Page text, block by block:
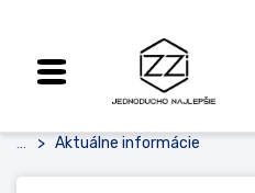
Aktuálne informácie